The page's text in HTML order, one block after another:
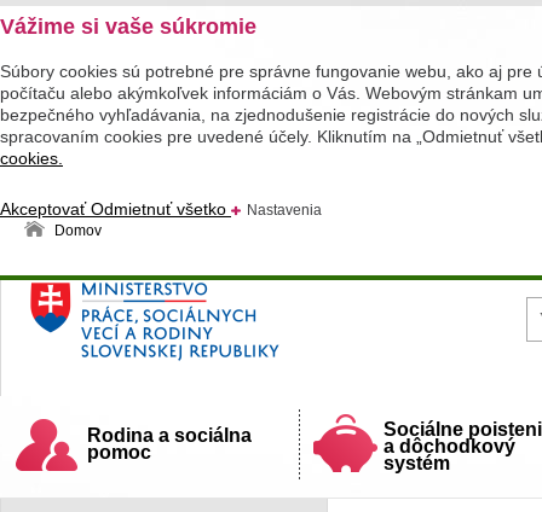
Vážime si vaše súkromie
Súbory cookies sú potrebné pre správne fungovanie webu, ako aj
počítaču alebo akýmkoľvek informáciám o Vás. Webovým stránkam
bezpečného vyhľadávania, na zjednodušenie registrácie do nových
spracovaním cookies pre uvedené účely. Kliknutím na „Odmietnuť
cookies.
AkceptovaťOdmietnuť všetko
Nastavenia
Domov
Ministerstvo práce, sociálnych vecí a rodiny
Slovenskej republiky
Rodina a sociálna
pomoc
Sociálne
a dôchodkový
systém